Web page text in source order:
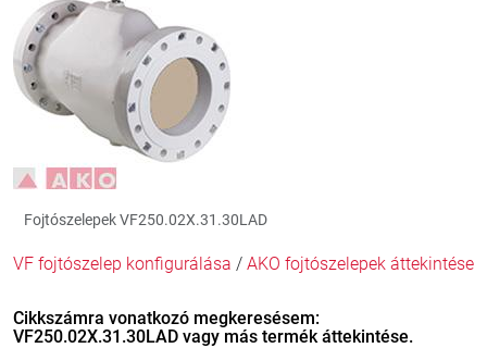
Fojtószelepek VF250.02X.31.30LAD
VF fojtószelep konfigurálása / AKO fojtószelepek áttekintése
Cikkszámra vonatkozó megkeresésem:
VF250.02X.31.30LAD vagy más termék áttekintése.